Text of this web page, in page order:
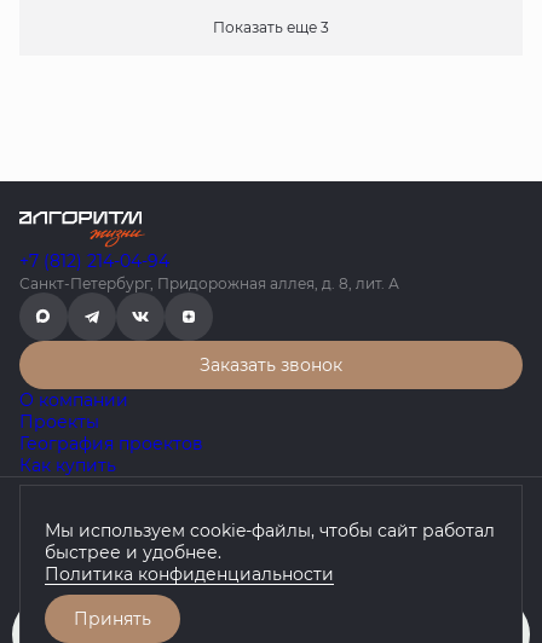
Показать еще 3
+7 (812) 214-04-94
Санкт-Петербург, Придорожная аллея, д. 8, лит. А
Заказать звонок
О компании
Проекты
География проектов
Как купить
Согласие на обработку персональных данных
Любая информация, представленная на данном сайте, носит
исключительно информационный характер, не является
публичной офертой, определяемой положениями статьи 437 ГК
РФ.
Забронировать
Мы используем cookie-файлы, чтобы сайт работал
быстрее и удобнее.
Политика конфиденциальности
Принять